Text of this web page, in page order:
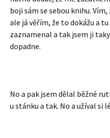
boji sám se sebou knihu.
ale já věřím, že to dokážu a
zaznamenal a tak jsem ji
dopadne.
No a pak jsem dělal běžné
u stánku a tak. No a užíval si